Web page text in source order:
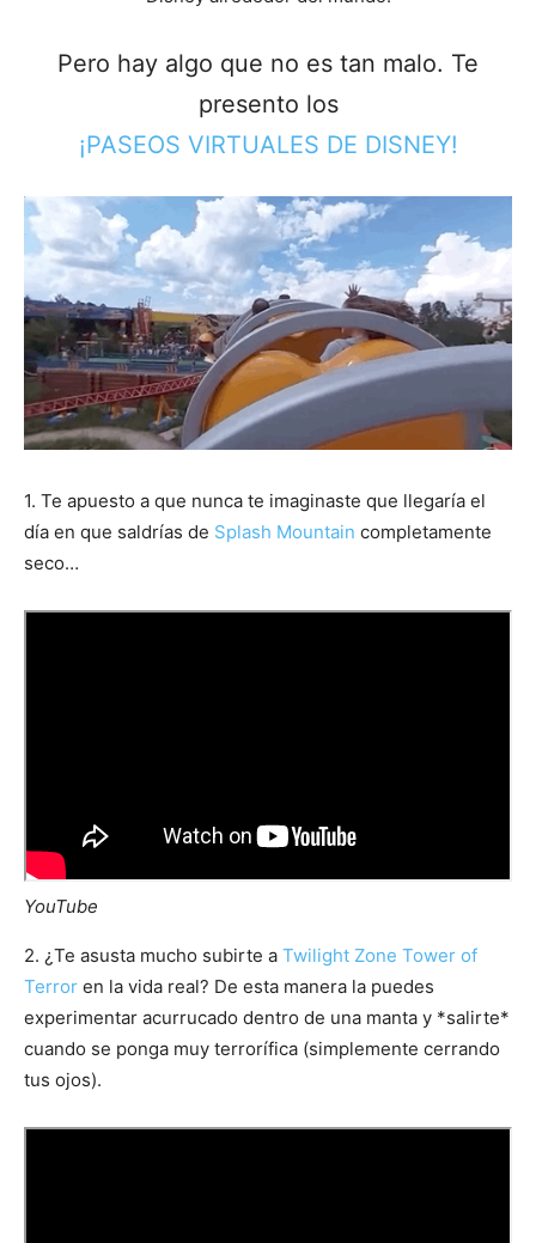
Pero hay algo que no es tan malo. Te
presento los
¡PASEOS VIRTUALES DE DISNEY!
1. Te apuesto a que nunca te imaginaste que llegaría el
día en que saldrías de Splash Mountain completamente
seco…
YouTube
2. ¿Te asusta mucho subirte a Twilight Zone Tower of
Terror en la vida real? De esta manera la puedes
experimentar acurrucado dentro de una manta y *salirte*
cuando se ponga muy terrorífica (simplemente cerrando
tus ojos).